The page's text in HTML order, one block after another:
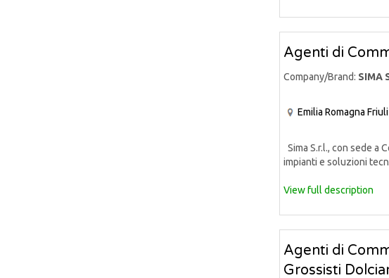
Agenti di
Company/Brand: SIMA
Emilia Romagna
Sima S.r.l., con sede a
impianti e soluzioni
View full description
Agenti di
Grossisti